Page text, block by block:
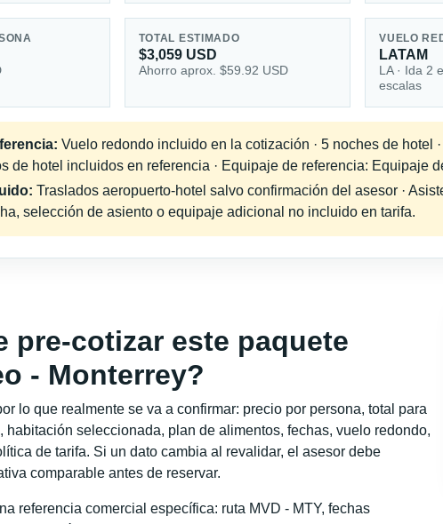
TOTAL ESTIMADO
$3,059 USD
Ahorro aprox. $59.92 USD
VUELO
LATAM
LA · Ida 2
escalas
Vuelo redondo incluido en la cotización · 5 noches de hotel
de hotel incluidos en referencia · Equipaje de referencia: Equipaje
Traslados aeropuerto-hotel salvo confirmación del asesor ·
selección de asiento o equipaje adicional no incluido en tarifa.
pre-cotizar este paquete
- Monterrey?
lo que realmente se va a confirmar: precio por persona, total para
habitación seleccionada, plan de alimentos, fechas, vuelo redondo,
de tarifa. Si un dato cambia al revalidar, el asesor debe
comparable antes de reservar.
referencia comercial específica: ruta MVD - MTY, fechas